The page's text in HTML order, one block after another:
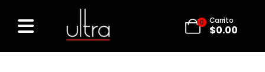
0 Carrito
$0.00